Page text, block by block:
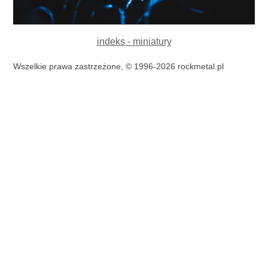
indeks - miniatury
Wszelkie prawa zastrzeżone, © 1996-2026 rockmetal.pl